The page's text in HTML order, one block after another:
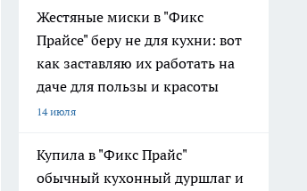
Жестяные миски в "Фикс
Прайсе" беру не для кухни: вот
как заставляю их работать на
даче для пользы и красоты
14 июля
Купила в "Фикс Прайс"
обычный кухонный дуршлаг и